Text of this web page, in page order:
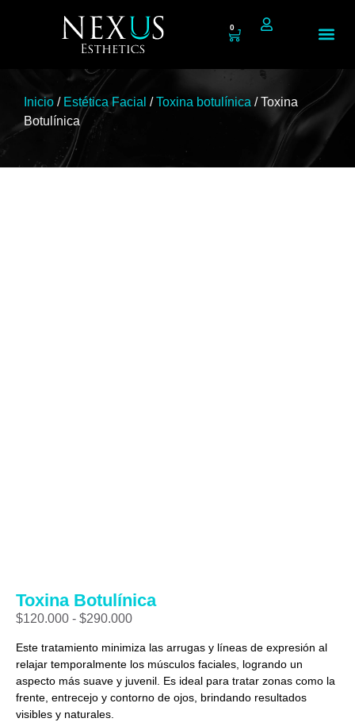
0
Inicio / Estética Facial /Toxina botulínica / Toxina
Botulínica
Toxina Botulínica
$120.000 - $290.000
Este tratamiento minimiza las arrugas y líneas de expresión al
relajar temporalmente los músculos faciales, logrando un
aspecto más suave y juvenil. Es ideal para tratar zonas como la
frente, entrecejo y contorno de ojos, brindando resultados
visibles y naturales.